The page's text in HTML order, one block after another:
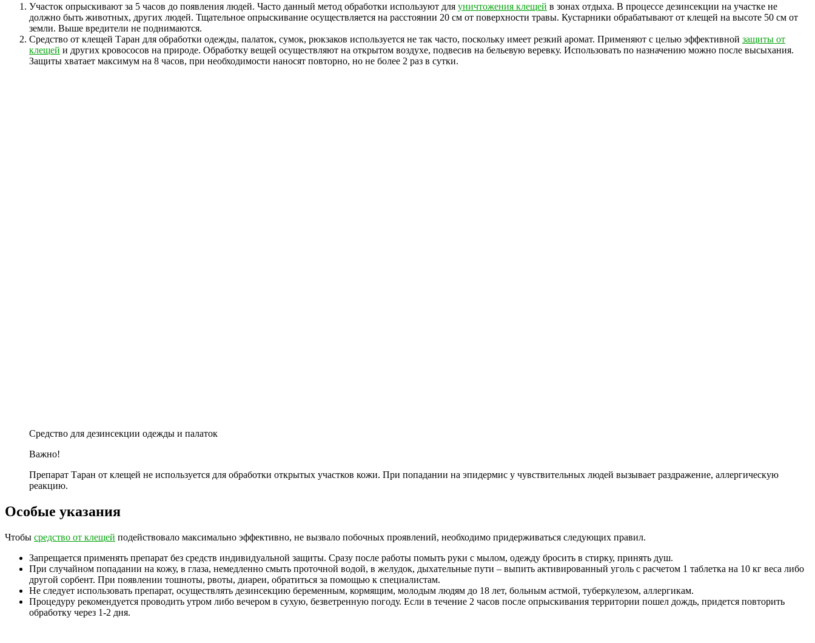
Участок опрыскивают за 5 часов до появления людей. Часто данный метод обработки используют для уничтожения клещей в зонах отдыха. В процессе дезинсекции на участке не
должно быть животных, других людей. Тщательное опрыскивание осуществляется на расстоянии 20 см от поверхности травы. Кустарники обрабатывают от клещей на высоте 50 см от
земли. Выше вредители не поднимаются.
Средство от клещей Таран для обработки одежды, палаток, сумок, рюкзаков используется не так часто, поскольку имеет резкий аромат. Применяют с целью эффективной защиты от
клещей и других кровососов на природе. Обработку вещей осуществляют на открытом воздухе, подвесив на бельевую веревку. Использовать по назначению можно после высыхания.
Защиты хватает максимум на 8 часов, при необходимости наносят повторно, но не более 2 раз в сутки.
Средство для дезинсекции одежды и палаток
Важно!
Препарат Таран от клещей не используется для обработки открытых участков кожи. При попадании на эпидермис у чувствительных людей вызывает раздражение, аллергическую
реакцию.
Особые указания
Чтобы средство от клещей подействовало максимально эффективно, не вызвало побочных проявлений, необходимо придерживаться следующих правил.
Запрещается применять препарат без средств индивидуальной защиты. Сразу после работы помыть руки с мылом, одежду бросить в стирку, принять душ.
При случайном попадании на кожу, в глаза, немедленно смыть проточной водой, в желудок, дыхательные пути – выпить активированный уголь с расчетом 1 таблетка на 10 кг веса либо
другой сорбент. При появлении тошноты, рвоты, диареи, обратиться за помощью к специалистам.
Не следует использовать препарат, осуществлять дезинсекцию беременным, кормящим, молодым людям до 18 лет, больным астмой, туберкулезом, аллергикам.
Процедуру рекомендуется проводить утром либо вечером в сухую, безветренную погоду. Если в течение 2 часов после опрыскивания территории пошел дождь, придется повторить
обработку через 1-2 дня.